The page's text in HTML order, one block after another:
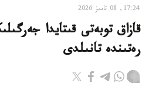
17:24, 08 تامىز 2026
قازاق توبەتى قىتايدا
رەتىندە تانىلدى